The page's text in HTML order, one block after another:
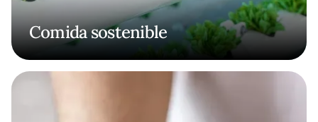
Comida sostenible